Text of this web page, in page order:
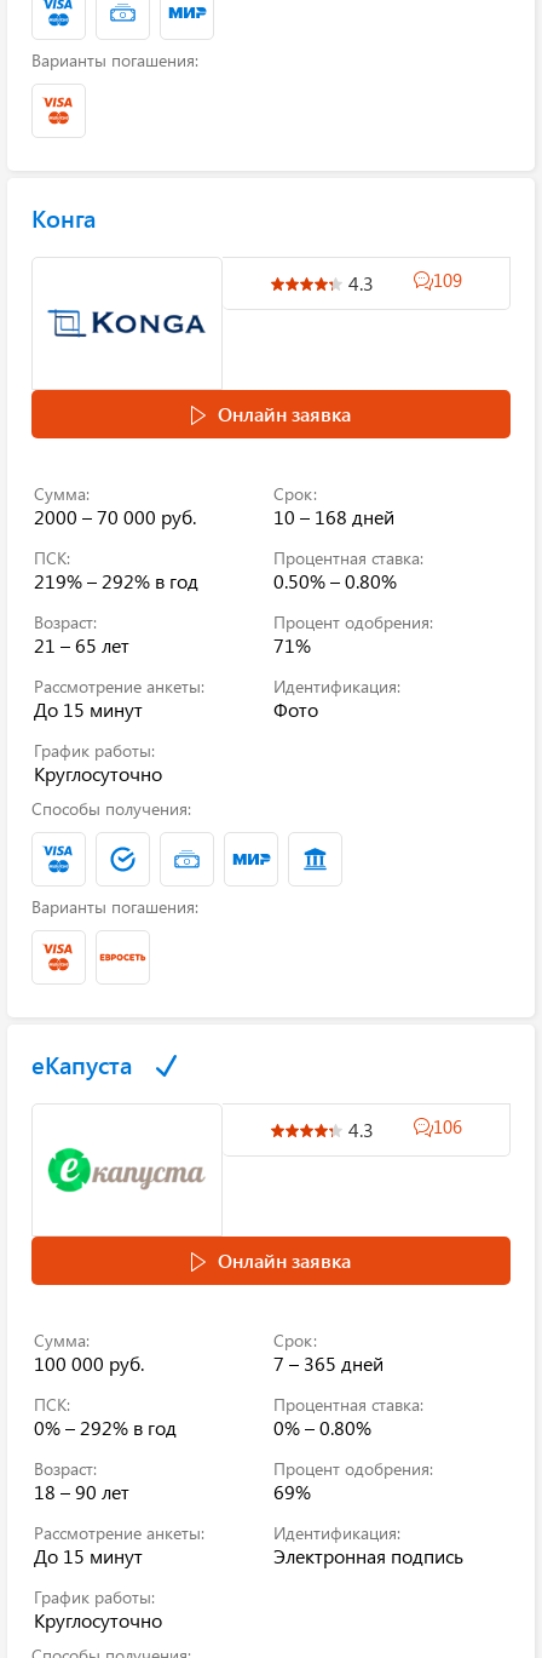
Варианты погашения:
Конга
4.3 109
Онлайн заявка
Сумма:
2000 – 70 000 руб.
Срок:
10 – 168 дней
ПСК:
219% – 292% в год
Процентная ставка:
0.50% – 0.80%
Возраст:
21 – 65 лет
Процент одобрения:
71%
Рассмотрение анкеты:
До 15 минут
Идентификация:
Фото
График работы:
Круглосуточно
Способы получения:
Варианты погашения:
еКапуста
4.3 106
Онлайн заявка
Сумма:
100 000 руб.
Срок:
7 – 365 дней
ПСК:
0% – 292% в год
Процентная ставка:
0% – 0.80%
Возраст:
18 – 90 лет
Процент одобрения:
69%
Рассмотрение анкеты:
До 15 минут
Идентификация:
Электронная подпись
График работы:
Круглосуточно